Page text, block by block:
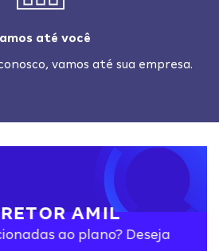
até você
vamos até sua empresa.
AMIL
ao plano? Deseja